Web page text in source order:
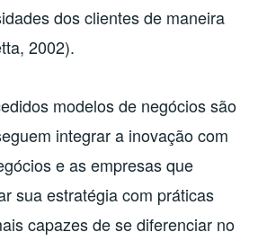
dos clientes de maneira
2002).
modelos de negócios são
integrar a inovação com
e as empresas que
sua estratégia com práticas
capazes de se diferenciar no